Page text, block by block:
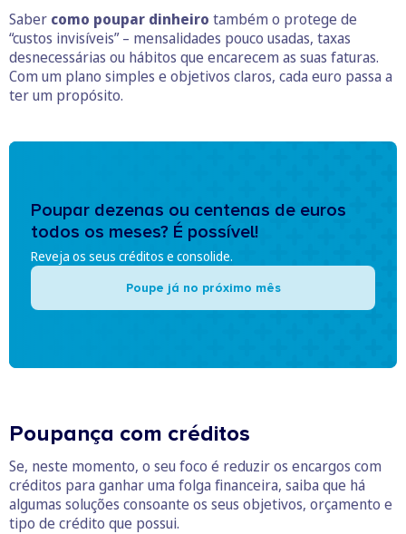
Saber como poupar dinheiro também o protege de
“custos invisíveis” – mensalidades pouco usadas, taxas
desnecessárias ou hábitos que encarecem as suas faturas.
Com um plano simples e objetivos claros, cada euro passa a
ter um propósito.
Poupar dezenas ou centenas de euros
todos os meses? É possível!
Reveja os seus créditos e consolide.
Poupe já no próximo mês
Poupança com créditos
Se, neste momento, o seu foco é reduzir os encargos com
créditos para ganhar uma folga financeira, saiba que há
algumas soluções consoante os seus objetivos, orçamento e
tipo de crédito que possui.